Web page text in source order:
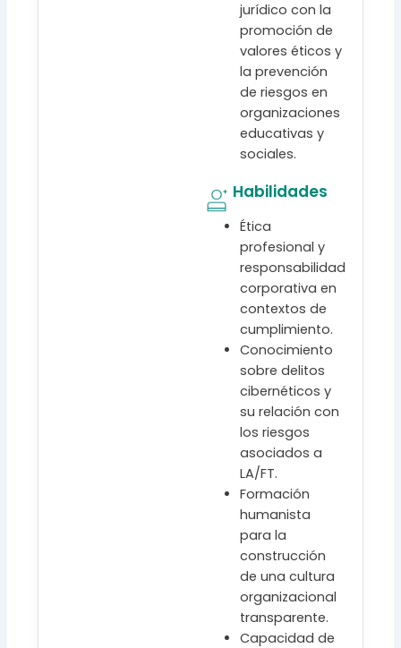
jurídico con la
promoción de
valores éticos y
la prevención
de riesgos en
organizaciones
educativas y
sociales.
Habilidades
Ética
profesional y
responsabilidad
corporativa en
contextos de
cumplimiento.
Conocimiento
sobre delitos
cibernéticos y
su relación con
los riesgos
asociados a
LA/FT.
Formación
humanista
para la
construcción
de una cultura
organizacional
transparente.
Capacidad de